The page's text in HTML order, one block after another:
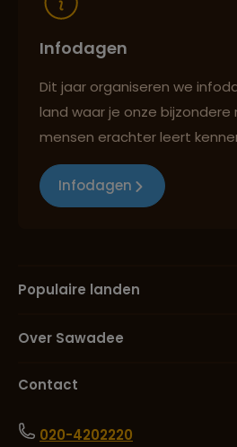
Infodagen
Dit jaar organiseren we
land waar je onze bijzondere
mensen erachter leert
Infodagen
Populaire landen
Over Sawadee
Contact
020-4202220